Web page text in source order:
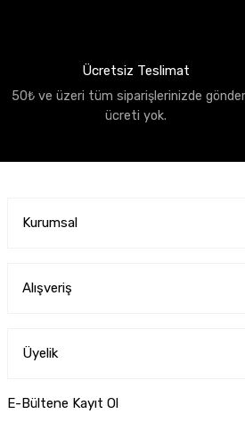
Ücretsiz Teslimat
50₺ ve üzeri tüm siparişlerinizde
ücreti yok.
Kurumsal
Alışveriş
Üyelik
E-Bültene Kayıt Ol